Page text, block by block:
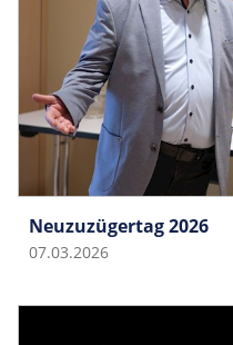
Neuzuzügertag 2026
07.03.2026